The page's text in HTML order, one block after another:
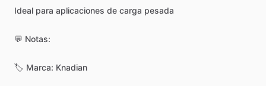
Ideal para aplicaciones de carga pesada
💬 Notas:
🏷️ Marca: Knadian